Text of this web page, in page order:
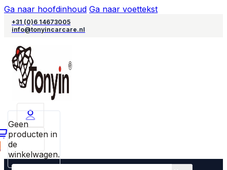
Ga naar hoofdinhoud Ga naar voettekst
+31 (0)6 14673005
info@tonyincarcare.nl
Geen
producten in
de
winkelwagen.